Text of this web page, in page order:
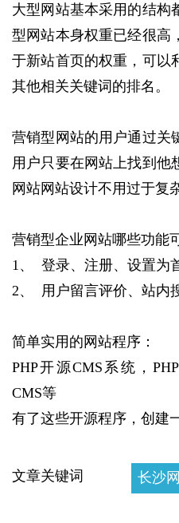
大型网站基本采用的结构
型网站本身权重已经很高
于新站首页的权重，可以
其他相关关键词的排名。
营销型网站的用户通过关
用户只要在网站上找到他
网站网站设计不用过于复
营销型企业网站哪些功能
1、 登录、注册、设置为
2、 用户留言评价、站内
简单实用的网站程序：
PHP开源CMS系统，
CMS等
有了这些开源程序，创建
文章关键词 长沙